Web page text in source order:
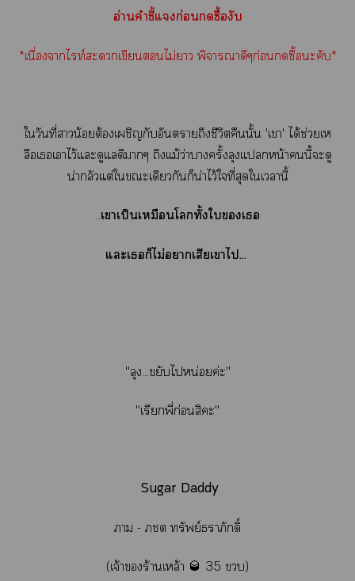
อ่านคำชี้แก่อนซื้องับ
*เนื่องจากไท์ะเขียนไม่า พิจารณาดีๆก่อนซื้อะคับ*
ใวันที่าน้อยต้องเผชิญกับอันตรายถึงชีวิตคืนนั้น 'เา' ได้ช่วยเห
ลือเเาไว้แะดูแลดีาๆ ถึงแม้ว่าาครั้งลุงแหน้านี้ะดู
น่ากลัวแต่ใะเดียวกันก็น่าไว้ใที่สุดใเานี้
..เาเป็นเหมือนโทั้งใเ
แะเก็ไม่าเสียเาไ...
"ลุง...ขยับไหน่อยค่ะ"
"เรียกพี่ก่อนสิะ"
Sugar Daddy
า - ภชต ทรัพย์าภักดิ์
(เจ้าร้านเหล้า 🥃 35 )